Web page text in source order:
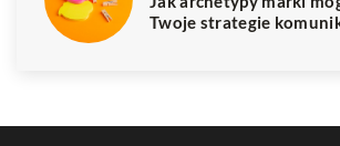
Twoje strategie